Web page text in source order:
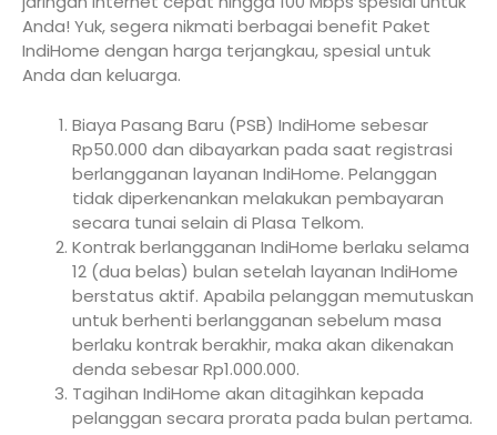
Anda! Yuk, segera nikmati berbagai benefit Paket
IndiHome dengan harga terjangkau, spesial untuk
Anda dan keluarga.
Biaya Pasang Baru (PSB) IndiHome sebesar
Rp50.000 dan dibayarkan pada saat registrasi
berlangganan layanan IndiHome. Pelanggan
tidak diperkenankan melakukan pembayaran
secara tunai selain di Plasa Telkom.
Kontrak berlangganan IndiHome berlaku selama
12 (dua belas) bulan setelah layanan IndiHome
berstatus aktif. Apabila pelanggan memutuskan
untuk berhenti berlangganan sebelum masa
berlaku kontrak berakhir, maka akan dikenakan
denda sebesar Rp1.000.000.
Tagihan IndiHome akan ditagihkan kepada
pelanggan secara prorata pada bulan pertama.